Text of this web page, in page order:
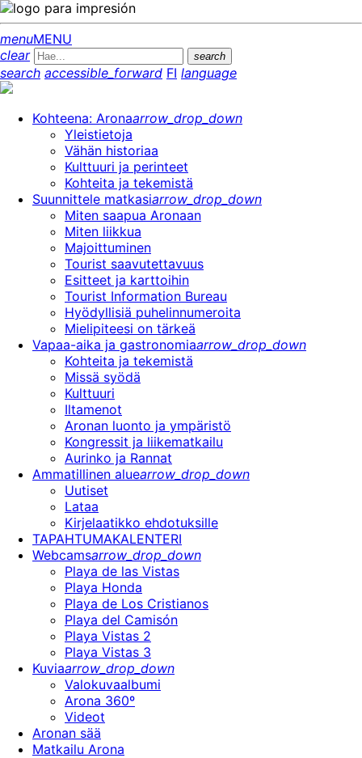
menuMENU
clear
search
search accessible_forward FI language
Kohteena: Aronaarrow_drop_down
Yleistietoja
Vähän historiaa
Kulttuuri ja perinteet
Kohteita ja tekemistä
Suunnittele matkasiarrow_drop_down
Miten saapua Aronaan
Miten liikkua
Majoittuminen
Tourist saavutettavuus
Esitteet ja karttoihin
Tourist Information Bureau
Hyödyllisiä puhelinnumeroita
Mielipiteesi on tärkeä
Vapaa-aika ja gastronomiaarrow_drop_down
Kohteita ja tekemistä
Missä syödä
Kulttuuri
Iltamenot
Aronan luonto ja ympäristö
Kongressit ja liikematkailu
Aurinko ja Rannat
Ammatillinen aluearrow_drop_down
Uutiset
Lataa
Kirjelaatikko ehdotuksille
TAPAHTUMAKALENTERI
Webcamsarrow_drop_down
Playa de las Vistas
Playa Honda
Playa de Los Cristianos
Playa del Camisón
Playa Vistas 2
Playa Vistas 3
Kuviaarrow_drop_down
Valokuvaalbumi
Arona 360º
Videot
Aronan sää
Matkailu Arona